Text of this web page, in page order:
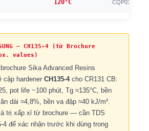
120°C CQP030-1 /
SUNG — CH135-4 (từ Brochure
values)
Sika Advanced Resins
cập hardener CH135-4cho CR131 CB:
pot life ~100 phút, Tg ≈135°C, bền
dài ≈4,8%, bền va đập ≈40 kJ/m².
trị xấp xỉ từ brochure — cần TDS
4 để xác nhận trước khi dùng trong